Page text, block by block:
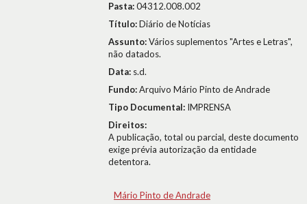
Pasta:04312.008.002
Título:Diário de Notícias
Assunto:Vários suplementos "Artes e Letras",
não datados.
Data: s.d.
Fundo:Arquivo Mário Pinto de Andrade
Tipo Documental: IMPRENSA
Direitos:
A publicação, total ou parcial, deste documento
exige prévia autorização da entidade
detentora.
Mário Pinto de Andrade